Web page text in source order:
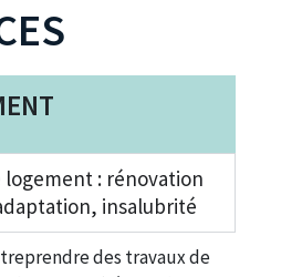
logement : rénovation
insalubrité
des travaux de